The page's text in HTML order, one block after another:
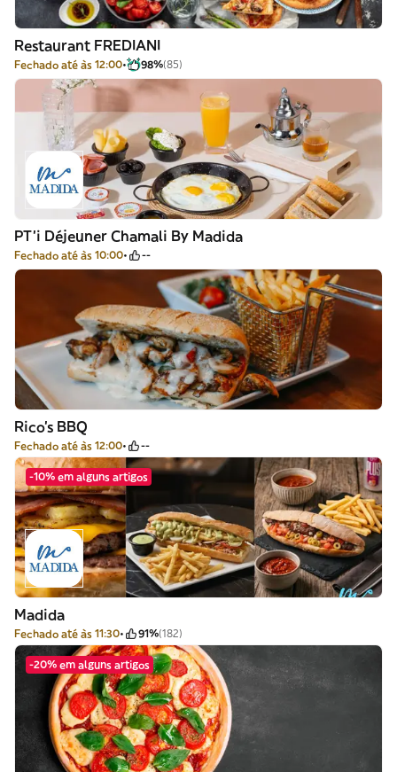
Restaurant FREDIANI
Fechado até às 12:00 98%(85)
PT'i Déjeuner Chamali By Madida
Fechado até às 10:00 --
Rico's BBQ
Fechado até às 12:00 --
-10% em alguns artigos
Madida
Fechado até às 11:30 91%(182)
-20% em alguns artigos